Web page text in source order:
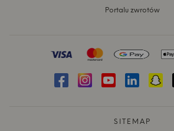
Portalu zwrotów
SITEMAP